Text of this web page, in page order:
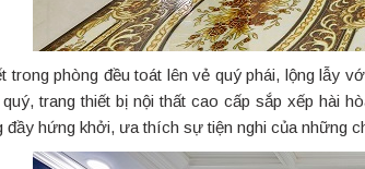
trong phòng đều toát lên vẻ quý phái, lộng lẫy
trang thiết bị nội thất cao cấp sắp xếp hài
đầy hứng khởi, ưa thích sự tiện nghi của những